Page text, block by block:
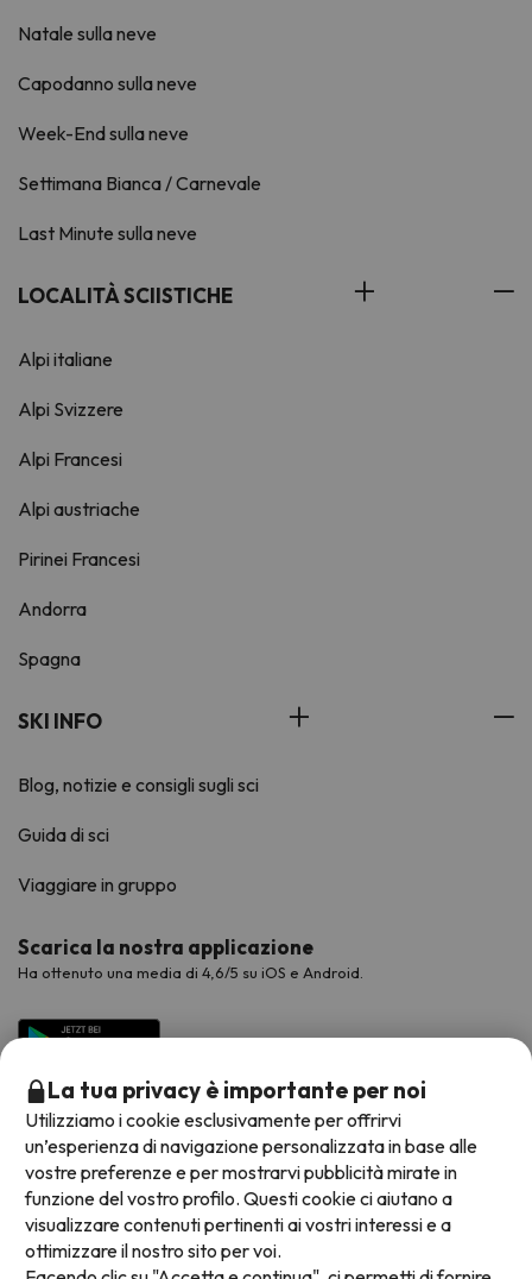
Natale sulla neve
Capodanno sulla neve
Week-End sulla neve
Settimana Bianca / Carnevale
Last Minute sulla neve
LOCALITÀ SCIISTICHE
Alpi italiane
Alpi Svizzere
Alpi Francesi
Alpi austriache
Pirinei Francesi
Andorra
Spagna
SKI INFO
Blog, notizie e consigli sugli sci
Guida di sci
Viaggiare in gruppo
Scarica la nostra applicazione
Ha ottenuto una media di 4,6/5 su iOS e Android.
Metodi di pagamento disponibili
La tua privacy è importante per noi
Utilizziamo i cookie esclusivamente per offrirvi
un’esperienza di navigazione personalizzata in base alle
vostre preferenze e per mostrarvi pubblicità mirate in
funzione del vostro profilo. Questi cookie ci aiutano a
visualizzare contenuti pertinenti ai vostri interessi e a
ottimizzare il nostro sito per voi.